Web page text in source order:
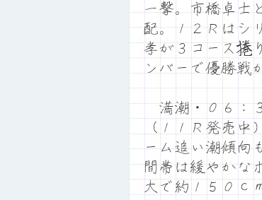
一撃。市橋卓士
配。１２Ｒはシ
孝が３コース捲
ンバーで優勝戦
満潮・０６：
（１１Ｒ発売
ーム追い潮傾向
間帯は緩やかな
大で約１５０ｃ